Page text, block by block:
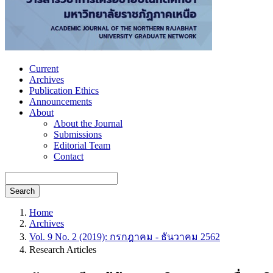
Current
Archives
Publication Ethics
Announcements
About
About the Journal
Submissions
Editorial Team
Contact
Search
Home
Archives
Vol. 9 No. 2 (2019): กรกฎาคม - ธันวาคม 2562
Research Articles